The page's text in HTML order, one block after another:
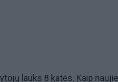
lauks 8 katės. Kaip